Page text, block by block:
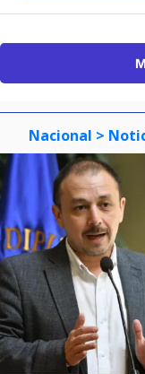
Nacional >